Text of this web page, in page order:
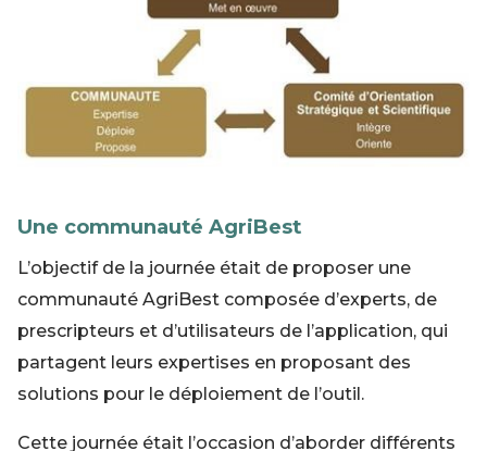
Une communauté AgriBest
L’objectif de la journée était de proposer une
communauté AgriBest composée d’experts, de
prescripteurs et d’utilisateurs de l’application, qui
partagent leurs expertises en proposant des
solutions pour le déploiement de l’outil.
Cette journée était l’occasion d’aborder différents